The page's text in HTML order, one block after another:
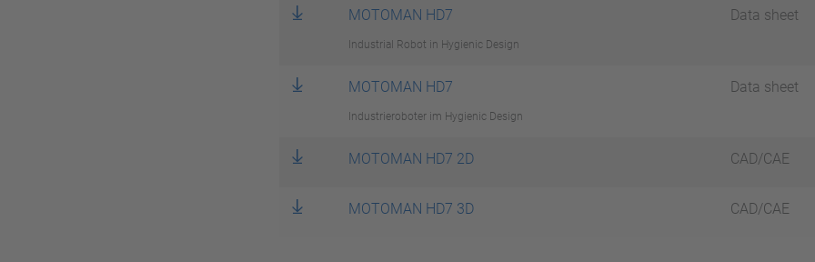
MOTOMAN HD7
Industrial Robot in Hygienic Design
Data sheet
MOTOMAN HD7
Industrieroboter im Hygienic Design
Data sheet
MOTOMAN HD7 2D CAD/CAE
MOTOMAN HD7 3D CAD/CAE